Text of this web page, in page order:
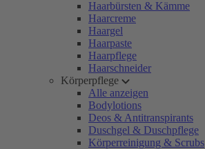
Haarbürsten & Kämme
Haarcreme
Haargel
Haarpaste
Haarpflege
Haarschneider
Körperpflege
Alle anzeigen
Bodylotions
Deos & Antitranspirants
Duschgel & Duschpflege
Körperreinigung & Scrubs